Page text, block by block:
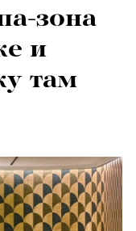
зона
и
там